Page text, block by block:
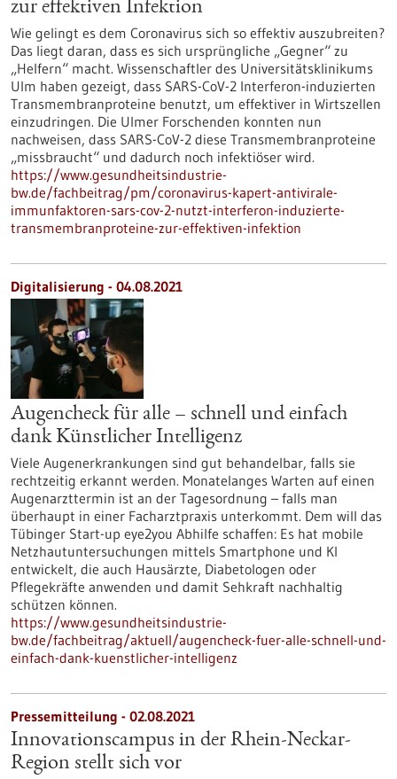
zur effektiven Infektion
Wie gelingt es dem Coronavirus sich so effektiv auszubreiten?
Das liegt daran, dass es sich ursprüngliche „Gegner“ zu
„Helfern“ macht. Wissenschaftler des Universitätsklinikums
Ulm haben gezeigt, dass SARS-CoV-2 Interferon-induzierten
Transmembranproteine benutzt, um effektiver in Wirtszellen
einzudringen. Die Ulmer Forschenden konnten nun
nachweisen, dass SARS-CoV-2 diese Transmembranproteine
„missbraucht“ und dadurch noch infektiöser wird.
https://www.gesundheitsindustrie-
bw.de/fachbeitrag/pm/coronavirus-kapert-antivirale-
immunfaktoren-sars-cov-2-nutzt-interferon-induzierte-
transmembranproteine-zur-effektiven-infektion
Digitalisierung - 04.08.2021
Augencheck für alle – schnell und einfach
dank Künstlicher Intelligenz
Viele Augenerkrankungen sind gut behandelbar, falls sie
rechtzeitig erkannt werden. Monatelanges Warten auf einen
Augenarzttermin ist an der Tagesordnung – falls man
überhaupt in einer Facharztpraxis unterkommt. Dem will das
Tübinger Start-up eye2you Abhilfe schaffen: Es hat mobile
Netzhautuntersuchungen mittels Smartphone und KI
entwickelt, die auch Hausärzte, Diabetologen oder
Pflegekräfte anwenden und damit Sehkraft nachhaltig
schützen können.
https://www.gesundheitsindustrie-
bw.de/fachbeitrag/aktuell/augencheck-fuer-alle-schnell-und-
einfach-dank-kuenstlicher-intelligenz
Pressemitteilung - 02.08.2021
Innovationscampus in der Rhein-Neckar-
Region stellt sich vor